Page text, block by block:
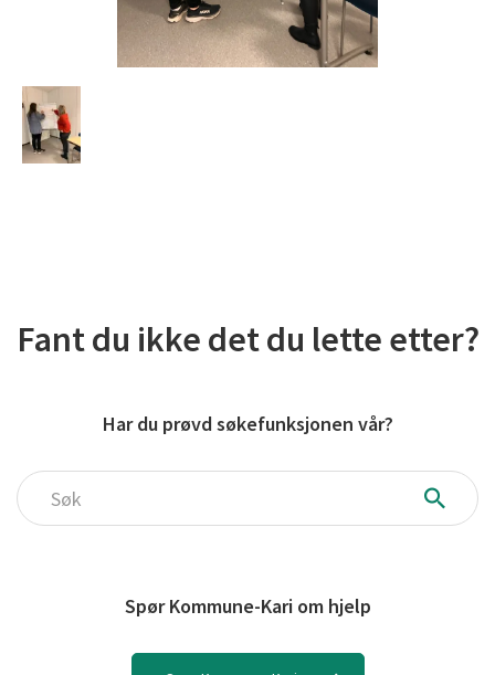
Fant du ikke det du lette etter?
Har du prøvd søkefunksjonen vår?
Søk
Spør Kommune-Kari om hjelp